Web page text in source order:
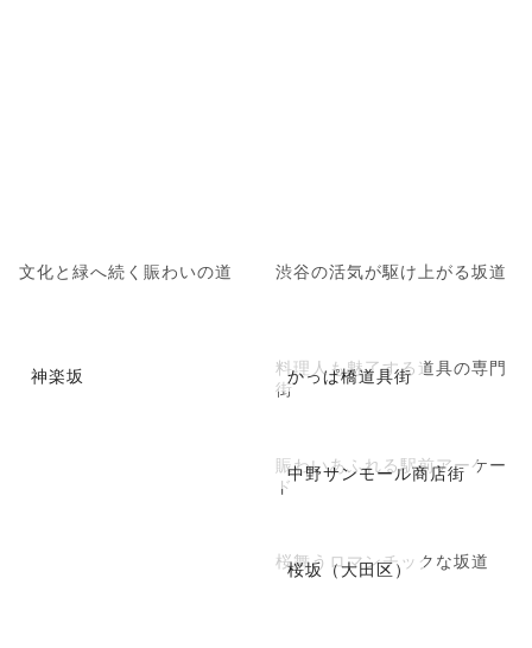
文化と緑へ続く賑わいの道 渋谷の活気が駆け上がる坂道
神楽坂 かっぱ橋道具街
料理人も魅了する道具の専門
街
中野サンモール商店街
賑わいあふれる駅前アーケー
ド
桜坂（大田区）
桜舞うロマンチックな坂道